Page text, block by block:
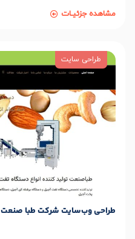
مشاهده جزئیـات
طراحی وب‌سایت شرکت طبا صنعت
طراحی سایت